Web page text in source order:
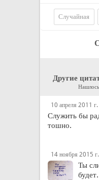
Случайная
Другие
10 апреля 2011
Служить бы
тошно.
14 ноября 2015
Ты
будет.